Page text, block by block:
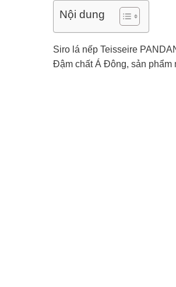
Nội dung
Siro lá nếp Teisseire
Đậm chất Á Đông, sản phẩm